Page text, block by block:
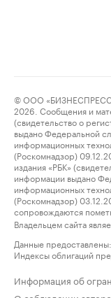
© ООО
2026. Сообщения и
(свидетельство о
выдано Федеральной
информационных
(Роскомнадзор)
издания «РБК»
информации выдано
информационных
(Роскомнадзор)
сопровождаются
Владельцем сайта
Данные предоставлены:
Индексы облигаций
Информация об